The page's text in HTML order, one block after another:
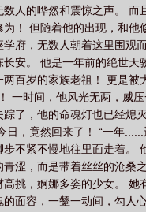
数人的哗然和震惊之声。 而
！ 但随着他的出现，和他
府，无数人朝着这里围观
安。 他是一年前的绝世天
百岁的家族老祖！ 更是被
一时间，他风光无两，威
踪了，他的命魂灯也已经熄
日，竟然回来了！ “一年
不紧不慢地往里面走着。
青涩，而是带着丝丝的沧桑
挑，婀娜多姿的少女。 她
面容，一颦一动间，勾人